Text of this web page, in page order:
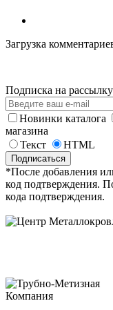
Загрузка
Подписка на
Новинки каталога
магазина
Текст
HTML
*После добавления
код подтверждения.
кода подтверждения.